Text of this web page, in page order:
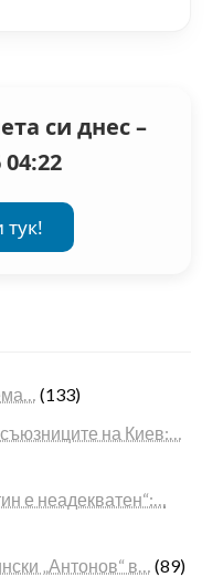
си днес –
04:22
(133)
на Киев:…
е неадекватен“:…
„Антонов“ в… (89)